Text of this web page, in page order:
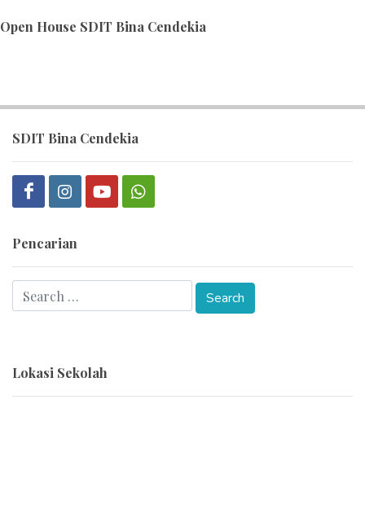
Open House SDIT Bina Cendekia
SDIT Bina Cendekia
Pencarian
Lokasi Sekolah